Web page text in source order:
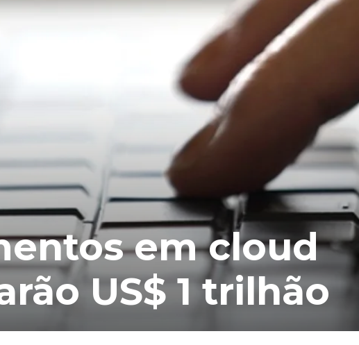
em cloud
US$ 1 trilhão